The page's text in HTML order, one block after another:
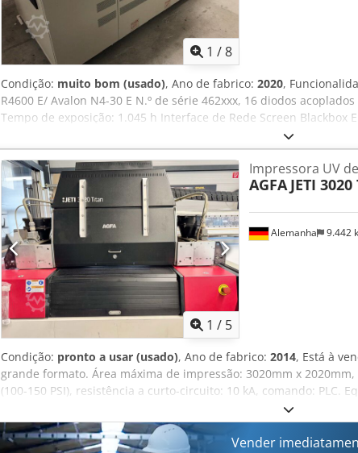
1 /8
Condição: muito bom (usado), Ano de fabrico: 2020,
R4600 E/ Avalon N4-30 E N.º de série 462xxx, 16 diodos
Tempo de exposição: 1.045 h Interface de Rede Screen Blackbox
1 / 5
Alemanha 9.442
Impressora UV
AGFA JETI
Condição: pronto a usar (usado), Ano de fabrico: 2014, Está à
grande formato. Área máxima de impressão: 3020mm x
(100-150 PSI), resistência a curto-circuito: 10 kA, comando: PLC.
de vácuo. Peso: aprox. 3750 kg, dimensões totais (CxLxA): aprox.
possível mediante marcação prévia. Cjdpfxezcfibe Afvjrf
Vender